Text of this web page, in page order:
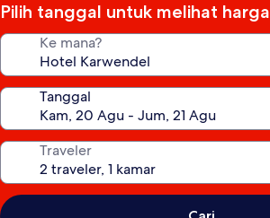
Pilih tanggal untuk melihat harga
Ke mana?
Tanggal
Traveler